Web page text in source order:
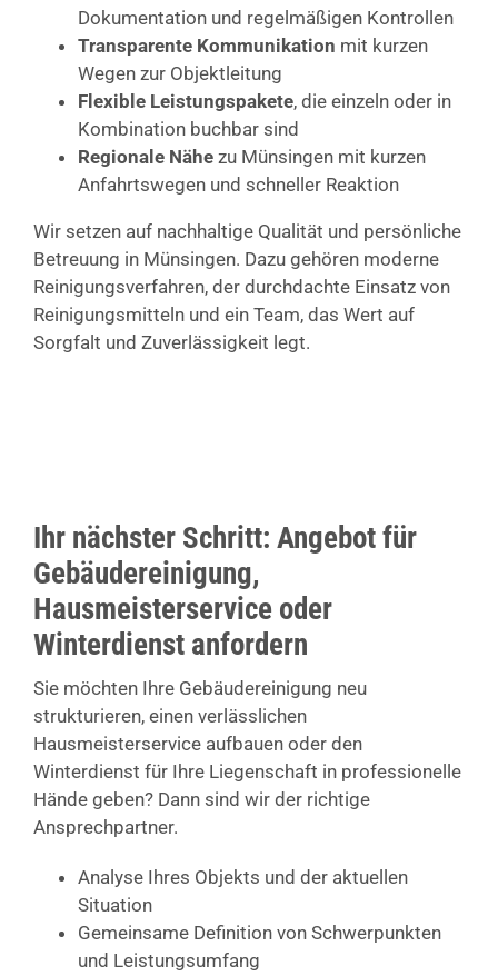
Dokumentation und regelmäßigen Kontrollen
Transparente Kommunikation mit kurzen
Wegen zur Objektleitung
Flexible Leistungspakete, die einzeln oder in
Kombination buchbar sind
Regionale Nähezu Münsingen mit kurzen
Anfahrtswegen und schneller Reaktion
Wir setzen auf nachhaltige Qualität und persönliche
Betreuung in Münsingen. Dazu gehören moderne
Reinigungsverfahren, der durchdachte Einsatz von
Reinigungsmitteln und ein Team, das Wert auf
Sorgfalt und Zuverlässigkeit legt.
Ihr nächster Schritt: Angebot für
Gebäudereinigung,
Hausmeisterservice oder
Winterdienst anfordern
Sie möchten Ihre Gebäudereinigung neu
strukturieren, einen verlässlichen
Hausmeisterservice aufbauen oder den
Winterdienst für Ihre Liegenschaft in professionelle
Hände geben? Dann sind wir der richtige
Ansprechpartner.
Analyse Ihres Objekts und der aktuellen
Situation
Gemeinsame Definition von Schwerpunkten
und Leistungsumfang